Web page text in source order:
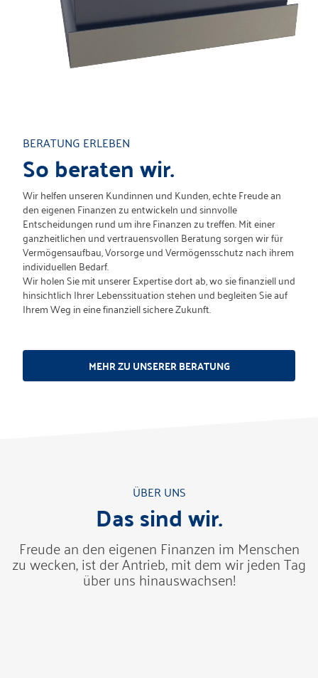
BERATUNG ERLEBEN
So beraten wir.
Wir helfen unseren Kundinnen und Kunden, echte Freude an
den eigenen Finanzen zu entwickeln und sinnvolle
Entscheidungen rund um ihre Finanzen zu treffen. Mit einer
ganzheitlichen und vertrauensvollen Beratung sorgen wir für
Vermögensaufbau, Vorsorge und Vermögensschutz nach ihrem
individuellen Bedarf.
Wir holen Sie mit unserer Expertise dort ab, wo sie finanziell und
hinsichtlich Ihrer Lebenssituation stehen und begleiten Sie auf
Ihrem Weg in eine finanziell sichere Zukunft.
MEHR ZU UNSERER BERATUNG
ÜBER UNS
Das sind wir.
Freude an den eigenen Finanzen im Menschen
zu wecken, ist der Antrieb, mit dem wir jeden Tag
über uns hinauswachsen!